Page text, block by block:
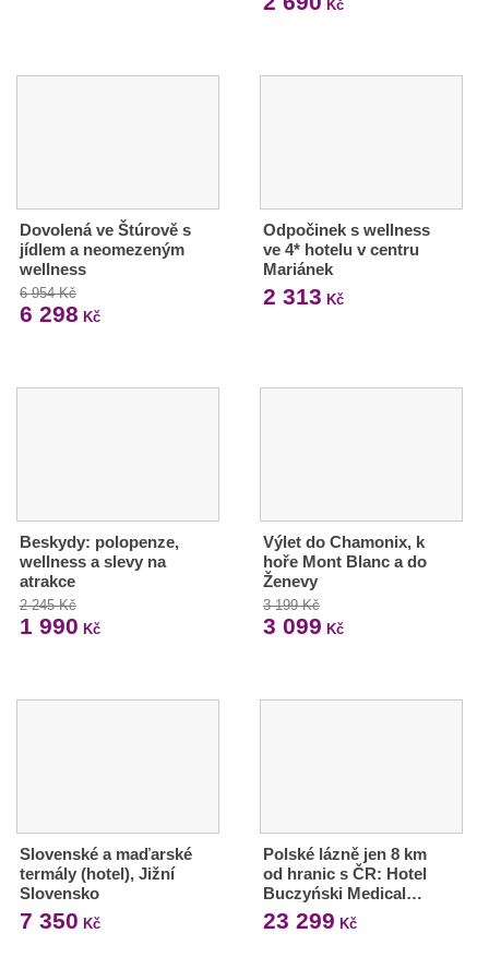
Kč
Dovolená ve Štúrově s
jídlem a neomezeným
wellness
6 954 Kč
6 298 Kč
Odpočinek s wellness
ve 4* hotelu v centru
Mariánek
2 313 Kč
Beskydy: polopenze,
wellness a slevy na
atrakce
2 245 Kč
1 990 Kč
Výlet do Chamonix, k
hoře Mont Blanc a do
Ženevy
3 199 Kč
3 099 Kč
Slovenské a maďarské
termály (hotel), Jižní
Slovensko
7 350 Kč
Polské lázně jen 8 km
od hranic s ČR: Hotel
Buczyński Medical…
23 299 Kč